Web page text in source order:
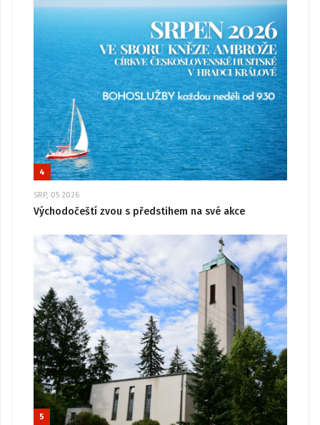
4
SRP, 05 2026
Východočeští zvou s předstihem na své akce
5